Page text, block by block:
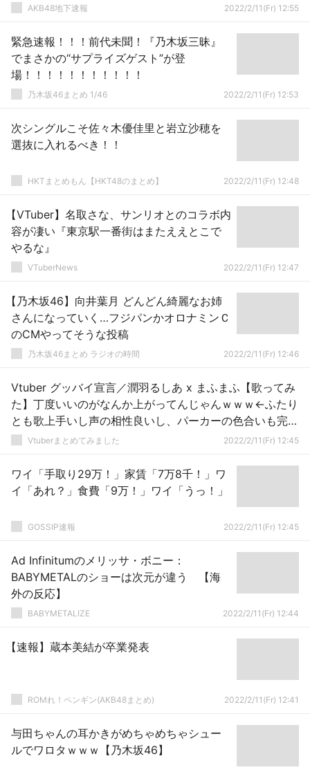
AKB48地下速報 2022/2/11(Fr) 12:55
緊急速報！！！前代未聞！『乃木坂三昧』
でまさかの“サプライズゲスト”が登
場！！！！！！！！！！！
乃木坂46まとめ 1/46 2022/2/11(Fr) 12:53
次シングルこそ佐々木優佳里と岩立沙穂を
選抜に入れるべき！！
HKTまとめもん【HKT48のまとめ】 2022/2/11(Fr) 12:48
【VTuber】名取さな、サンリオとのコラボ内
容が凄い『東京駅一番街はまたええとこで
やるな』
VTuberNews 2022/2/11(Fr) 12:47
【乃木坂46】向井葉月 どんどん綺麗なお姉
さんになっていく…フジパンかオロナミンＣ
のCMやってそうな投稿
乃木坂46まとめ ラジオの時間 2022/2/11(Fr) 12:46
Vtuber グッバイ宣言／潤羽るしあ x まふまふ【歌ってみ
た】丁度いいのがなんか上がってんじゃんｗｗｗ←ふたり
とも歌上手いし声の相性良いし、パーカーの色合いも完璧
で画面の配色バランスも良いから、素晴らしい動画だなｗ
Vtuberまとめてみました 2022/2/11(Fr) 12:45
ワイ「手取り29万！」家賃「7万8千！」ワ
イ「あれ？」食費「9万！」ワイ「うっ！」
GOSSIP速報 2022/2/11(Fr) 12:45
Ad Infinitumのメリッサ・ボニー：
BABYMETALのショーは次元が違う 【海
外の反応】
BABYMETALIZE 2022/2/11(Fr) 12:44
【速報】蔵本美結が卒業発表
ROMれ！ペンギン(AKB48まとめ) 2022/2/11(Fr) 12:41
与田ちゃんの耳かきがめちゃめちゃシュー
ルでワロタｗｗｗ【乃木坂46】